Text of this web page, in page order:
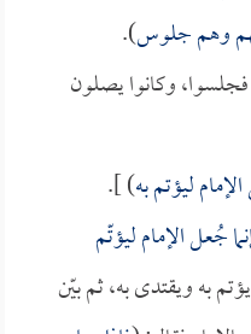
وهم جلوس).
فجلسوا، وكانوا يصلون
ليؤتم به) ].
جُعل الإمام ليؤتّم
به ويقتدى به، ثم بيّن